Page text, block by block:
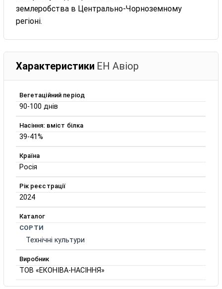
землеробства в Центрально-Чорноземному
регіоні.
Характеристики ЕН Авіор
Вегетаційний період
90-100 днів
Насіння: вміст білка
39-41%
Країна
Росія
Рік реєстрації
2024
Каталог
СОРТИ
Технічні культури
Виробник
ТОВ «ЕКОНІВА-НАСІННЯ»